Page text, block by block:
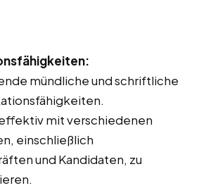
mündliche und schriftliche
mit verschiedenen
einschließlich
und Kandidaten, zu